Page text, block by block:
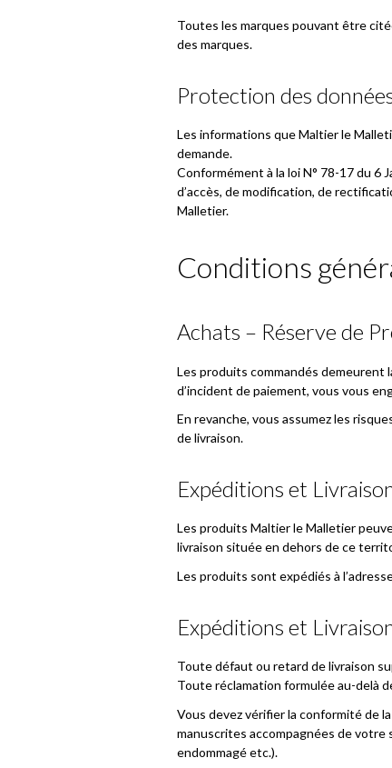
Toutes les marques pouvant être
des marques.
Protection des
Les informations que Maltier le
demande.
Conformément à la loi N° 78-17 du 6
d’accès, de modification, de
Malletier.
Conditions
Achats – Réserve de
Les produits commandés demeurent
d’incident de paiement, vous vous
En revanche, vous assumez les
de livraison.
Expéditions et
Les produits Maltier le Malletier
livraison située en dehors de ce
Les produits sont expédiés à
Expéditions et
Toute défaut ou retard de livraison
Toute réclamation formulée au-delà
Vous devez vérifier la conformité de
manuscrites accompagnées de
endommagé etc.).